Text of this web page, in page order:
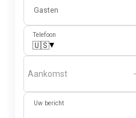
Gasten
Telefoon
🇺🇸▾
Aankomst
Uw bericht